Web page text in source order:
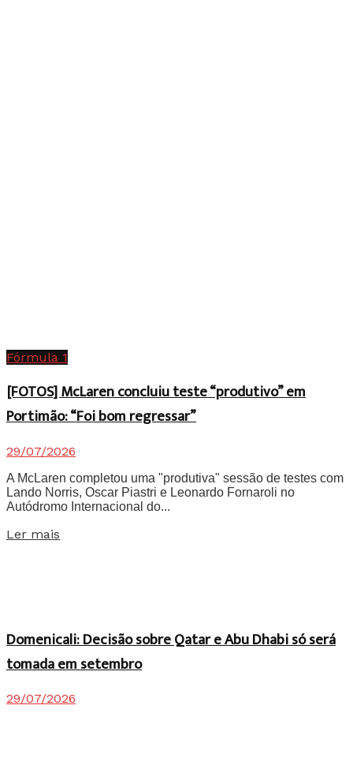
Fórmula 1
[FOTOS] McLaren concluiu teste “produtivo” em
Portimão: “Foi bom regressar”
29/07/2026
A McLaren completou uma "produtiva" sessão de testes com
Lando Norris, Oscar Piastri e Leonardo Fornaroli no
Autódromo Internacional do...
Ler mais
Domenicali: Decisão sobre Qatar e Abu Dhabi só será
tomada em setembro
29/07/2026